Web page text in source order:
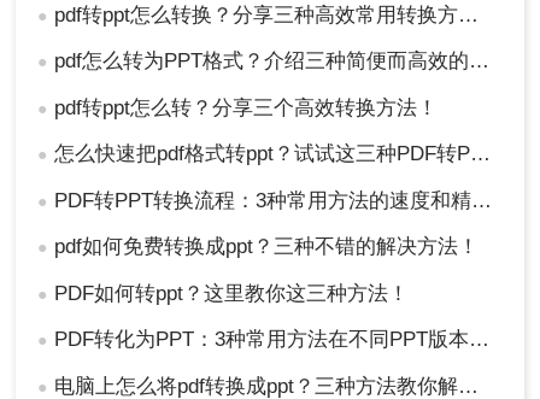
2、点击“文件”菜单，选择“打开”。
● pdf转ppt怎么转换？分享三种高效常用转换方法！
● pdf怎么转为PPT格式？介绍三种简便而高效的方法！
● pdf转ppt怎么转？分享三个高效转换方法！
● 怎么快速把pdf格式转ppt？试试这三种PDF转PPT的方法，简单几步，高效转换！
● PDF转PPT转换流程：3种常用方法的速度和精度对比！
● pdf如何免费转换成ppt？三种不错的解决方法！
● PDF如何转ppt？这里教你这三种方法！
● PDF转化为PPT：3种常用方法在不同PPT版本下的兼容性！
● 电脑上怎么将pdf转换成ppt？三种方法教你解决！